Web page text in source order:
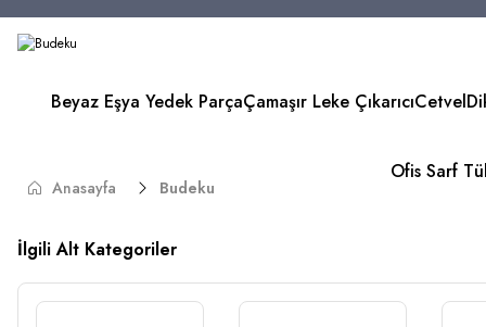
Beyaz Eşya Yedek ParçaÇamaşır Leke ÇıkarıcıCetvel
Ofis Sarf
Anasayfa Budeku
İlgili Alt Kategoriler